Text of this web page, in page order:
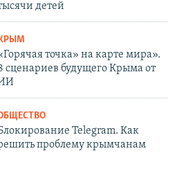
детей
точка» на карте мира».
сценариев будущего Крыма от
Telegram. Как
проблему крымчанам